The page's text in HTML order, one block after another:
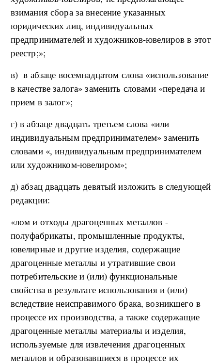
взимания сбора за внесение указанных
юридических лиц, индивидуальных
предпринимателей и художников-ювелиров в этот
реестр;»;
в) в абзаце восемнадцатом слова «использование
в качестве залога» заменить словами «передача и
прием в залог»;
г) в абзаце двадцать третьем слова «или
индивидуальным предпринимателем» заменить
словами «, индивидуальным предпринимателем
или художником-ювелиром»;
д) абзац двадцать девятый изложить в следующей
редакции:
«лом и отходы драгоценных металлов -
полуфабрикаты, промышленные продукты,
ювелирные и другие изделия, содержащие
драгоценные металлы и утратившие свои
потребительские и (или) функциональные
свойства в результате использования и (или)
вследствие неисправимого брака, возникшего в
процессе их производства, а также содержащие
драгоценные металлы материалы и изделия,
используемые для извлечения драгоценных
металлов и образовавшиеся в процессе их